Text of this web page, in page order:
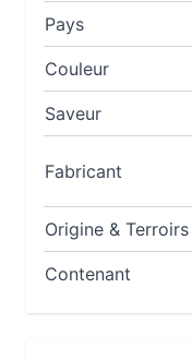
Pays
Couleur
Saveur
Fabricant
Origine & Terroirs
Contenant